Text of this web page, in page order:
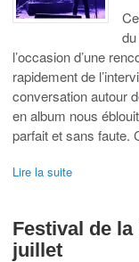
l’occasion d’une
rapidement de
conversation autour
en album nous
parfait et sans faute.
Lire la suite
Festival de
juillet